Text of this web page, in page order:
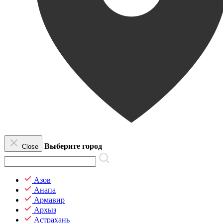
Close Выберите город
Азов
Анапа
Армавир
Архыз
Астрахань